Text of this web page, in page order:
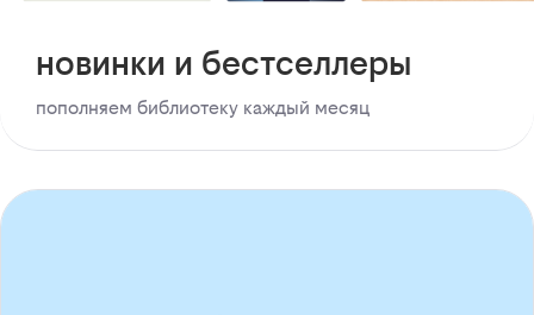
новинки и бестселлеры
пополняем библиотеку каждый месяц